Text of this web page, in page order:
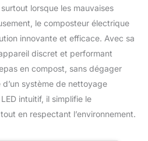
lorsque les mauvaises
le composteur électrique
innovante et efficace. Avec sa
discret et performant
en compost, sans dégager
système de nettoyage
intuitif, il simplifie le
en respectant l’environnement.